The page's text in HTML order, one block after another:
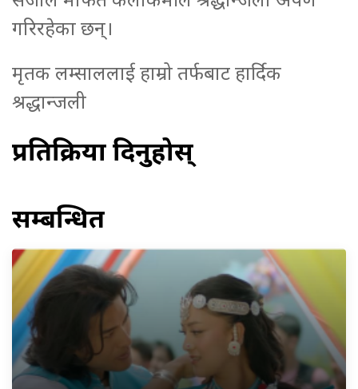
गरिरहेका छन्।
मृतक लम्साललाई हाम्रो तर्फबाट हार्दिक
श्रद्धान्जली
प्रतिक्रिया दिनुहोस्
सम्बन्धित